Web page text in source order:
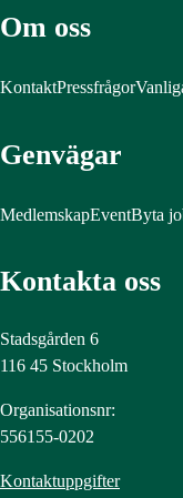
Om oss
KontaktPressfrågor
Genvägar
MedlemskapEventByta
Kontakta oss
Stadsgården 6
116 45 Stockholm
Organisationsnr:
556155-0202
Kontaktuppgifter